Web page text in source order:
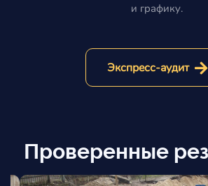
и графику.
Экспресс-аудит
Проверенные